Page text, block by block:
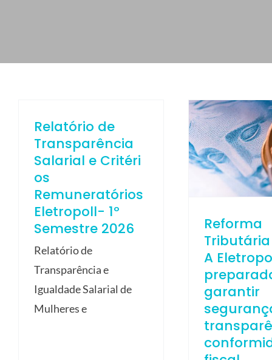
ESPAÑOL
Relatório de
Transparência
Salarial e Critéri
os
Remuneratórios
Eletropoll- 1º
Semestre 2026
Relatório de
Transparência e
Igualdade Salarial de
Mulheres e
Reforma
A
garantir